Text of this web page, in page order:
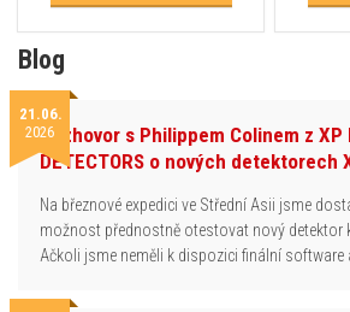
Blog
21.06.
2026Rozhovor s Philippem Colinem z XP
DETECTORS o nových detektorech
Na březnové expedici ve Střední Asii jsme
možnost přednostně otestovat nový detektor
Ačkoli jsme neměli k dispozici finální software